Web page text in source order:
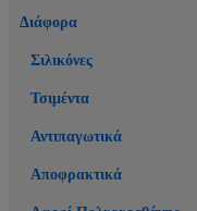
Διάφορα
Σιλικόνες
Τσιμέντα
Αντιπαγωτικά
Αποφρακτικά